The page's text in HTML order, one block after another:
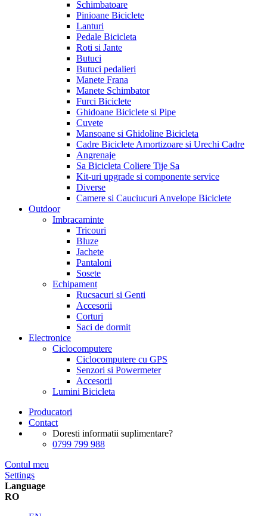
Schimbatoare
Pinioane Biciclete
Lanturi
Pedale Bicicleta
Roti si Jante
Butuci
Butuci pedalieri
Manete Frana
Manete Schimbator
Furci Biciclete
Ghidoane Biciclete si Pipe
Cuvete
Mansoane si Ghidoline Bicicleta
Cadre Biciclete Amortizoare si Urechi Cadre
Angrenaje
Sa Bicicleta Coliere Tije Sa
Kit-uri upgrade si componente service
Diverse
Camere si Cauciucuri Anvelope Biciclete
Outdoor
Imbracaminte
Tricouri
Bluze
Jachete
Pantaloni
Sosete
Echipament
Rucsacuri si Genti
Accesorii
Corturi
Saci de dormit
Electronice
Ciclocomputere
Ciclocomputere cu GPS
Senzori si Powermeter
Accesorii
Lumini Bicicleta
Producatori
Contact
Doresti informatii suplimentare?
0799 799 988
Contul meu
Settings
Language
RO